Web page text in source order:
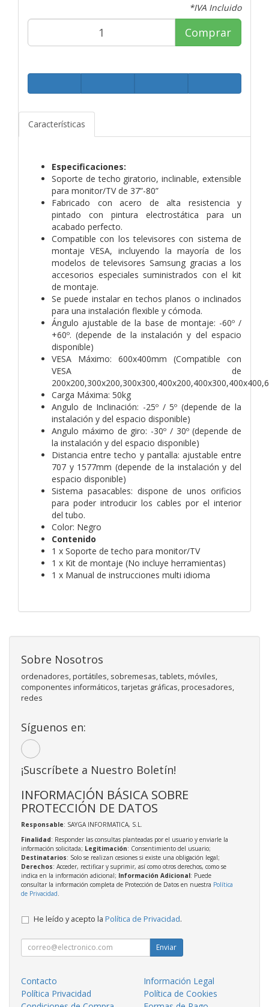
*IVA Incluido
Comprar
Características
Especificaciones:
Soporte de techo giratorio, inclinable, extensible
para monitor/TV de 37”-80”
Fabricado con acero de alta resistencia y
pintado con pintura electrostática para un
acabado perfecto.
Compatible con los televisores con sistema de
montaje VESA, incluyendo la mayoría de los
modelos de televisores Samsung gracias a los
accesorios especiales suministrados con el kit
de montaje.
Se puede instalar en techos planos o inclinados
para una instalación flexible y cómoda.
Ángulo ajustable de la base de montaje: -60º /
+60º. (depende de la instalación y del espacio
disponible)
VESA Máximo: 600x400mm (Compatible con
VESA de
Carga Máxima: 50kg
Angulo de Inclinación: -25º / 5º (depende de la
instalación y del espacio disponible)
Angulo máximo de giro: -30º / 30º (depende de
la instalación y del espacio disponible)
Distancia entre techo y pantalla: ajustable entre
707 y 1577mm (depende de la instalación y del
espacio disponible)
Sistema pasacables: dispone de unos orificios
para poder introducir los cables por el interior
del tubo.
Color: Negro
Contenido
1 x Soporte de techo para monitor/TV
1 x Kit de montaje (No incluye herramientas)
1 x Manual de instrucciones multi idioma
Sobre Nosotros
ordenadores, portátiles, sobremesas, tablets, móviles,
componentes informáticos, tarjetas gráficas, procesadores,
redes
Síguenos en:
¡Suscríbete a Nuestro Boletín!
INFORMACIÓN BÁSICA SOBRE
PROTECCIÓN DE DATOS
Responsable: SAYGA INFORMATICA, S.L.
Finalidad: Responder las consultas planteadas por el usuario y enviarle la
información solicitada; Legitimación: Consentimiento del usuario;
Destinatarios: Solo se realizan cesiones si existe una obligación legal;
Derechos: Acceder, rectificar y suprimir, así como otros derechos, como se
indica en la información adicional; Información Adicional: Puede
consultar la información completa de Protección de Datos en nuestra Política
de Privacidad
He leído y acepto la Política de Privacidad.
Enviar
Contacto
Información Legal
Política Privacidad
Política de Cookies